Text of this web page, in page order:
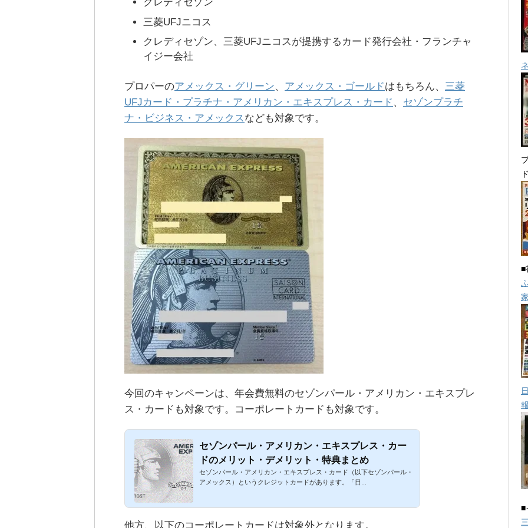
三菱UFJニコス
クレディセゾン、三菱UFJニコスが提携するカード発行会社・フランチャ
イジー会社
プロパーのアメックス・グリーン、 アメックス・ゴールドはもちろん、 三菱
UFJカード・プラチナ・アメリカン・エキスプレス・カード 、 セゾンプラチ
ナ・ビジネス・アメックス なども対象です。
今回のキャンペーンは、年会費無料のセゾンパール・アメリカン・エキスプレ
ス・カードも対象です。コーポレートカードも対象です。
セゾンパール・アメリカン・エキスプレス・カー
ドのメリット・デメリット・特典まとめ
セゾンパール・アメリカン・エキスプレス・カード（以下セゾンパール・
アメックス）というクレジットカードがあります。「日...
他方、以下のコーポレートカードは対象外となります。
■
■